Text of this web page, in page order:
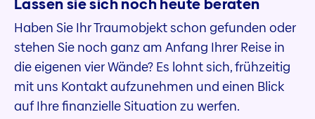
Lassen sie sich noch heute beraten
Haben Sie Ihr Traumobjekt schon gefunden oder
stehen Sie noch ganz am Anfang Ihrer Reise in
die eigenen vier Wände? Es lohnt sich, frühzeitig
mit uns Kontakt aufzunehmen und einen Blick
auf Ihre finanzielle Situation zu werfen.